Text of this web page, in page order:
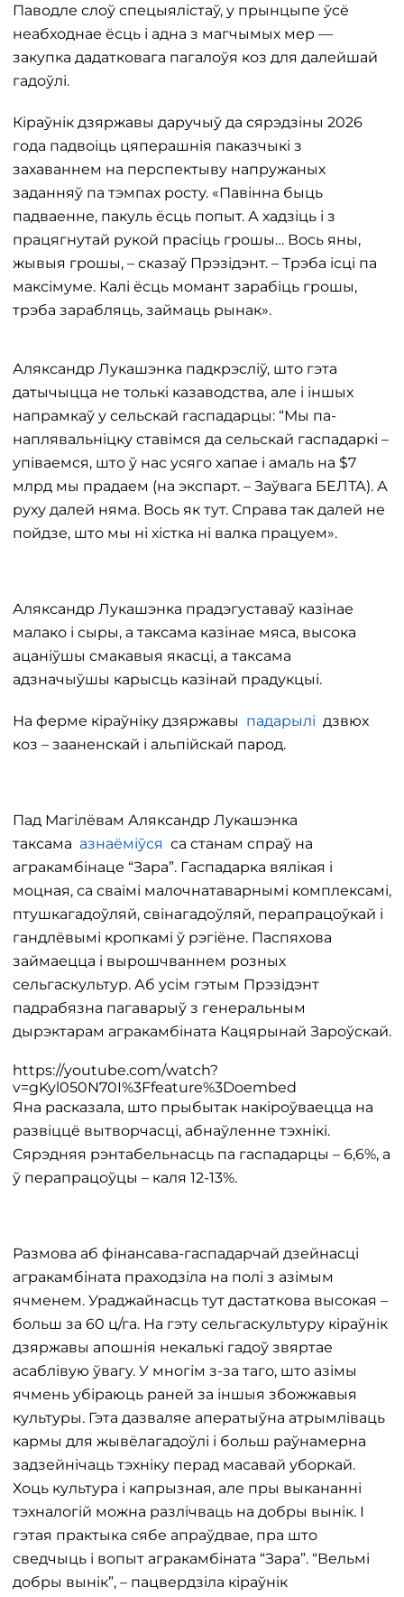
Паводле слоў спецыялістаў, у прынцыпе ўсё
неабходнае ёсць і адна з магчымых мер —
закупка дадатковага пагалоўя коз для далейшай
гадоўлі.
Кіраўнік дзяржавы даручыў да сярэдзіны 2026
года падвоіць цяперашнія паказчыкі з
захаваннем на перспектыву напружаных
заданняў па тэмпах росту. «Павінна быць
падваенне, пакуль ёсць попыт. А хадзіць і з
працягнутай рукой прасіць грошы… Вось яны,
жывыя грошы, – сказаў Прэзідэнт. – Трэба ісці па
максімуме. Калі ёсць момант зарабіць грошы,
трэба зарабляць, займаць рынак».
Аляксандр Лукашэнка падкрэсліў, што гэта
датычыцца не толькі казаводства, але і іншых
напрамкаў у сельскай гаспадарцы: “Мы па-
наплявальніцку ставімся да сельскай гаспадаркі –
упіваемся, што ў нас усяго хапае і амаль на $7
млрд мы прадаем (на экспарт. – Заўвага БЕЛТА). А
руху далей няма. Вось як тут. Справа так далей не
пойдзе, што мы ні хістка ні валка працуем».
Аляксандр Лукашэнка прадэгуставаў казінае
малако і сыры, а таксама казінае мяса, высока
ацаніўшы смакавыя якасці, а таксама
адзначыўшы карысць казінай прадукцыі.
На ферме кіраўніку дзяржавы падарылі дзвюх
коз – зааненскай і альпійскай парод.
Пад Магілёвам Аляксандр Лукашэнка
таксама азнаёміўся са станам спраў на
агракамбінаце “Зара”. Гаспадарка вялікая і
моцная, са сваімі малочнатаварнымі комплексамі,
птушкагадоўляй, свінагадоўляй, перапрацоўкай і
гандлёвымі кропкамі ў рэгіёне. Паспяхова
займаецца і вырошчваннем розных
сельгаскультур. Аб усім гэтым Прэзідэнт
падрабязна пагаварыў з генеральным
дырэктарам агракамбіната Кацярынай Зароўскай.
https://youtube.com/watch?
v=gKyl050N70I%3Ffeature%3Doembed
Яна расказала, што прыбытак накіроўваецца на
развіццё вытворчасці, абнаўленне тэхнікі.
Сярэдняя рэнтабельнасць па гаспадарцы – 6,6%, а
ў перапрацоўцы – каля 12-13%.
Размова аб фінансава-гаспадарчай дзейнасці
агракамбіната праходзіла на полі з азімым
ячменем. Ураджайнасць тут дастаткова высокая –
больш за 60 ц/га. На гэту сельгаскультуру кіраўнік
дзяржавы апошнія некалькі гадоў звяртае
асаблівую ўвагу. У многім з-за таго, што азімы
ячмень убіраюць раней за іншыя збожжавыя
культуры. Гэта дазваляе аператыўна атрымліваць
кармы для жывёлагадоўлі і больш раўнамерна
задзейнічаць тэхніку перад масавай уборкай.
Хоць культура і капрызная, але пры выкананні
тэхналогій можна разлічваць на добры вынік. І
гэтая практыка сябе апраўдвае, пра што
сведчыць і вопыт агракамбіната “Зара”. “Вельмі
добры вынік”, – пацвердзіла кіраўнік